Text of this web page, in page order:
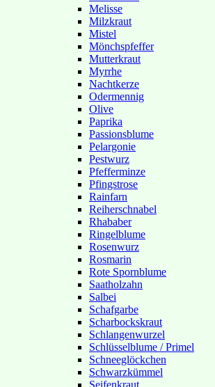
Melisse
Milzkraut
Mistel
Mönchspfeffer
Mutterkraut
Myrrhe
Nachtkerze
Odermennig
Olive
Paprika
Passionsblume
Pelargonie
Pestwurz
Pfefferminze
Pfingstrose
Rainfarn
Reiherschnabel
Rhababer
Ringelblume
Rosenwurz
Rosmarin
Rote Spornblume
Saatholzahn
Salbei
Schafgarbe
Scharbockskraut
Schlangenwurzel
Schlüsselblume / Primel
Schneeglöckchen
Schwarzkümmel
Seifenkraut